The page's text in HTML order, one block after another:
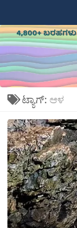
ಟ್ಯಾಗ್: ಆಳ